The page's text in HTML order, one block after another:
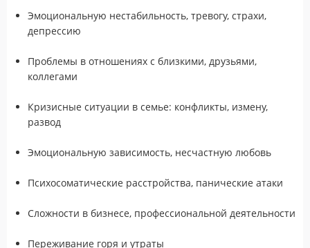
Эмоциональную нестабильность, тревогу, страхи,
депрессию
Проблемы в отношениях с близкими, друзьями,
коллегами
Кризисные ситуации в семье: конфликты, измену,
развод
Эмоциональную зависимость, несчастную любовь
Психосоматические расстройства, панические атаки
Сложности в бизнесе, профессиональной деятельности
Переживание горя и утраты